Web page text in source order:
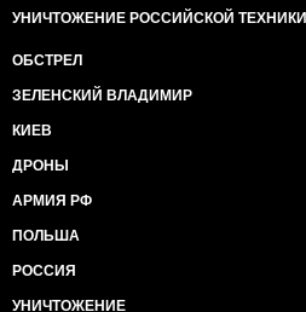
УНИЧТОЖЕНИЕ РОССИЙСКОЙ ТЕХНИКИ
ОБСТРЕЛ
ЗЕЛЕНСКИЙ ВЛАДИМИР
КИЕВ
ДРОНЫ
АРМИЯ РФ
ПОЛЬША
РОССИЯ
УНИЧТОЖЕНИЕ